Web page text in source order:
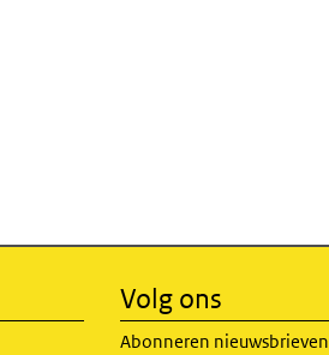
Volg ons
Abonneren nieuwsbrieven